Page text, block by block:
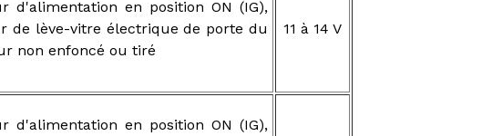
d'alimentation en position ON (IG),
de lève-vitre électrique de porte du
non enfoncé ou tiré
11 à 14 V
d'alimentation en position ON (IG),